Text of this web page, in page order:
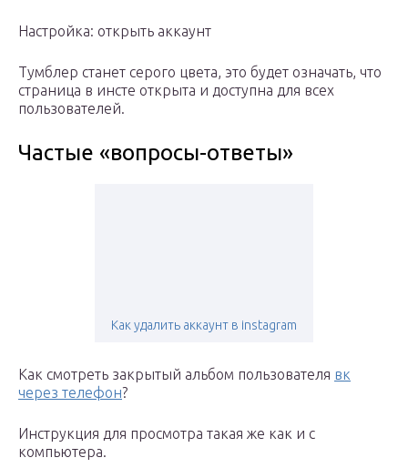
Настройка: открыть аккаунт
Тумблер станет серого цвета, это будет означать, что
страница в инсте открыта и доступна для всех
пользователей.
Частые «вопросы-ответы»
Как удалить аккаунт в instagram
Как смотреть закрытый альбом пользователя вк
через телефон?
Инструкция для просмотра такая же как и с
компьютера.